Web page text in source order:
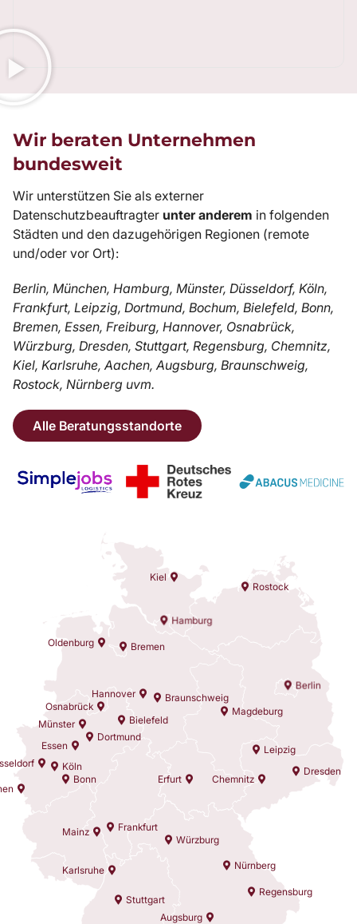
Berlin
Hamburg
Bremen
Oldenburg
Hannover
Osnabrück
Bielefeld
Dortmund
Köln
Bonn
Kiel
Rostock
Braunschweig
Magdeburg
Leipzig
Dresden
Chemnitz
Erfurt
Würzburg
Nürnberg
Regensburg
Augsburg
Stuttgart
Karlsruhe
Mainz Frankfurt
Essen
Münster
Wir beraten Unternehmen
bundesweit
Wir unterstützen Sie als externer
Datenschutzbeauftragter unter anderem in folgenden
Städten und den dazugehörigen Regionen (remote
und/oder vor Ort):
Berlin, München, Hamburg, Münster, Düsseldorf, Köln,
Frankfurt, Leipzig, Dortmund, Bochum, Bielefeld, Bonn,
Bremen, Essen, Freiburg, Hannover, Osnabrück,
Würzburg, Dresden, Stuttgart, Regensburg, Chemnitz,
Kiel, Karlsruhe, Aachen, Augsburg, Braunschweig,
Rostock, Nürnberg uvm.
Alle Beratungsstandorte